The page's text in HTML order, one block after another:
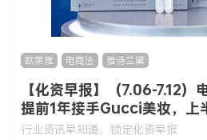
欧莱雅 电商法 雅诗兰黛
【化资早报】（7.06-7.12）
提前1年接手Gucci美妆，上
款……
行业资讯早知道，锁定化资早报